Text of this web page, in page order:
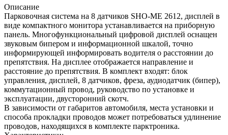
Описание
Парковочная система на 8 датчиков SHO-ME 2612, дисплей в
виде компактного монитора устанавливается на приборную
панель. Многофункциональный цифровой дисплей оснащен
звуковым бипером и информационной шкалой, точно
информирующей информировать водителя о расстоянии до
препятствия. На дисплее отображается направление и
расстояние до препятствия. В комплект входят: блок
управления, дисплей, 8 датчиков, фреза, аудиодатчик (бипер),
коммутационный провод, руководство по установке и
эксплуатации, двусторонний скотч.
В зависимости от габаритов автомобиля, места установки и
способа прокладки проводов может потребоваться удлинение
проводов, находящихся в комплекте парктроника.